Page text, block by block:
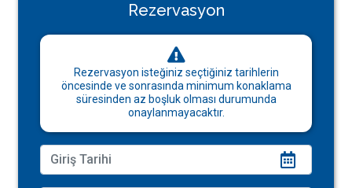
Rezervasyon
Rezervasyon isteğiniz seçtiğiniz tarihlerin
öncesinde ve sonrasında minimum konaklama
süresinden az boşluk olması durumunda
onaylanmayacaktır.